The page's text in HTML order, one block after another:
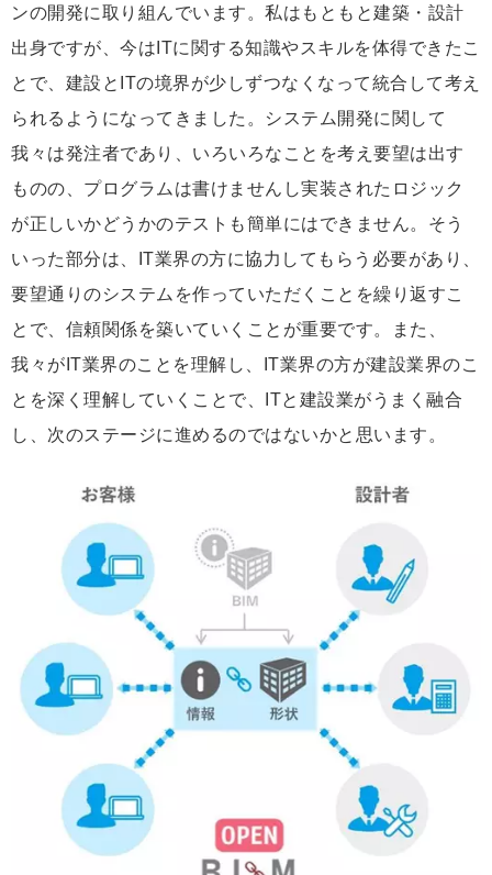
ンの開発に取り組んでいます。私はもともと建築・設計
出身ですが、今はITに関する知識やスキルを体得できたこ
とで、建設とITの境界が少しずつなくなって統合して考え
られるようになってきました。システム開発に関して
我々は発注者であり、いろいろなことを考え要望は出す
ものの、プログラムは書けませんし実装されたロジック
が正しいかどうかのテストも簡単にはできません。そう
いった部分は、IT業界の方に協力してもらう必要があり、
要望通りのシステムを作っていただくことを繰り返すこ
とで、信頼関係を築いていくことが重要です。また、
我々がIT業界のことを理解し、IT業界の方が建設業界のこ
とを深く理解していくことで、ITと建設業がうまく融合
し、次のステージに進めるのではないかと思います。